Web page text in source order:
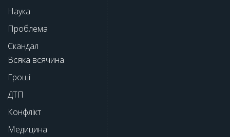
Наука
Проблема
Скандал
Всяка всячина
Гроші
ДТП
Конфлікт
Медицина